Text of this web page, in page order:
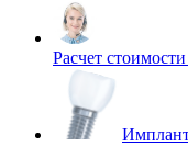
Расчет